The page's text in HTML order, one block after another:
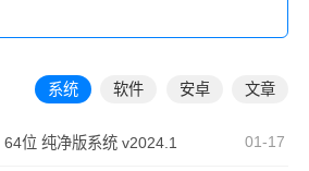
系统 软件 安卓 文章
位 纯净版系统 v2024.1 01-17